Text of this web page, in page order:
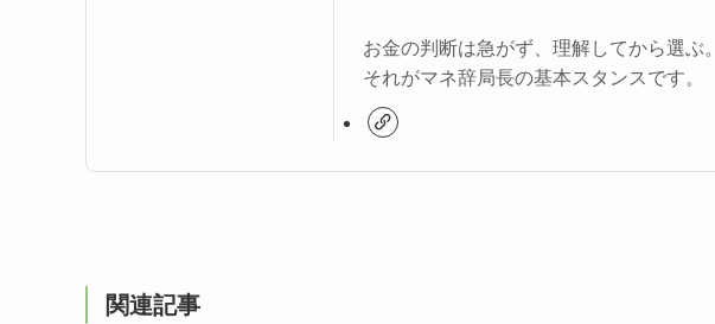
お金の判断は急がず、理解してから選ぶ。
それがマネ辞局長の基本スタンスです。
関連記事